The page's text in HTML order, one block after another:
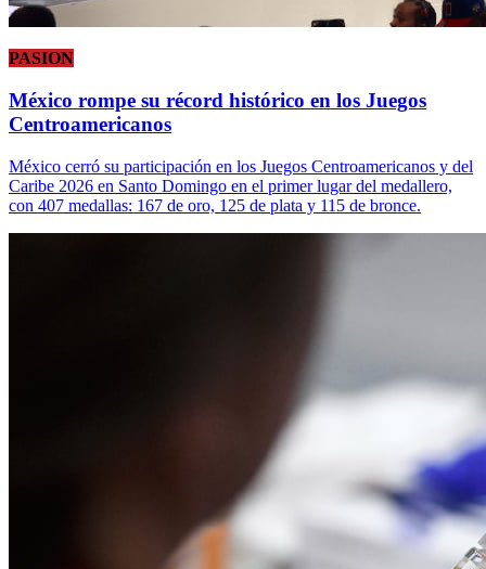
PASION
México rompe su récord histórico en los Juegos
Centroamericanos
México cerró su participación en los Juegos Centroamericanos y del
Caribe 2026 en Santo Domingo en el primer lugar del medallero,
con 407 medallas: 167 de oro, 125 de plata y 115 de bronce.